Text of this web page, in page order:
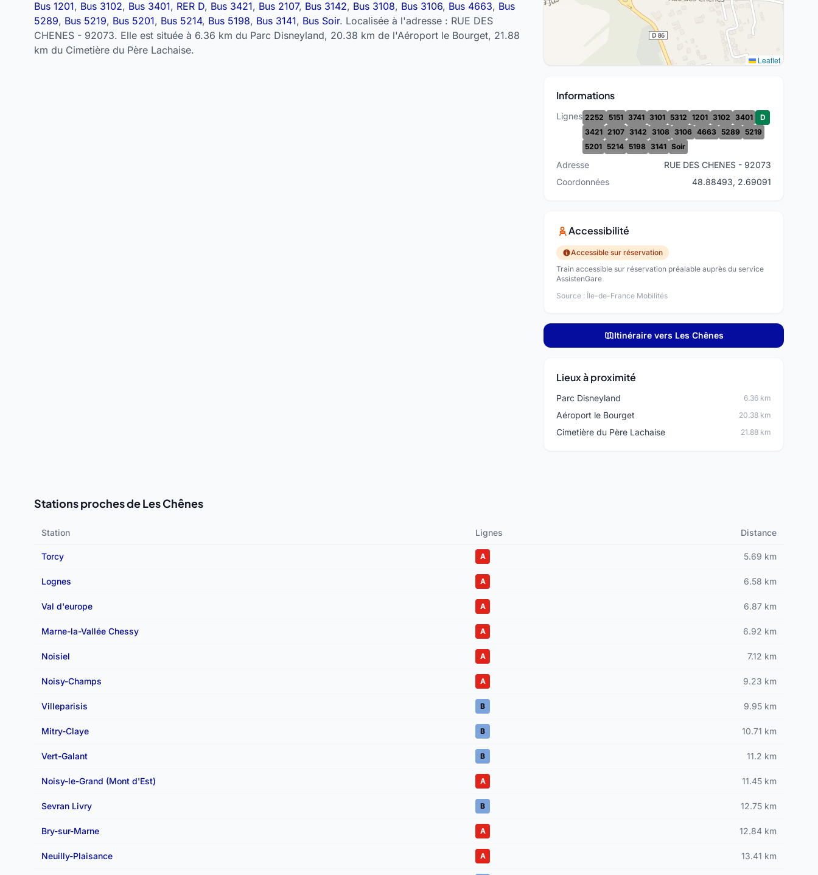
Bus 1201, Bus 3102, Bus 3401, RER D, Bus 3421, Bus 2107, Bus 3142, Bus 3108, Bus 3106, Bus 4663, Bus
5289, Bus 5219, Bus 5201, Bus 5214, Bus 5198, Bus 3141, Bus Soir. Localisée à l'adresse : RUE DES
CHENES - 92073. Elle est située à 6.36 km du Parc Disneyland, 20.38 km de l'Aéroport le Bourget, 21.88
km du Cimetière du Père Lachaise.
Leaflet
Informations
Lignes 2252 5151 3741 3101 5312 1201 3102 3401
D
3421 2107 3142 3108 3106 4663 5289 5219
5201 5214 5198 3141 Soir
Adresse
RUE DES CHENES - 92073
Coordonnées
48.88493, 2.69091
Accessibilité
Accessible sur réservation
Train accessible sur réservation préalable auprès du service
AssistenGare
Source : Île-de-France Mobilités
Itinéraire vers Les Chênes
Lieux à proximité
Parc Disneyland 6.36 km
Aéroport le Bourget 20.38 km
Cimetière du Père Lachaise 21.88 km
Stations proches de Les Chênes
Station Lignes Distance
Torcy A 5.69 km
Lognes A 6.58 km
Val d'europe A 6.87 km
Marne-la-Vallée Chessy A 6.92 km
Noisiel A 7.12 km
Noisy-Champs A 9.23 km
Villeparisis B 9.95 km
Mitry-Claye B 10.71 km
Vert-Galant B 11.2 km
Noisy-le-Grand (Mont d'Est) A 11.45 km
Sevran Livry B 12.75 km
Bry-sur-Marne A 12.84 km
Neuilly-Plaisance A 13.41 km